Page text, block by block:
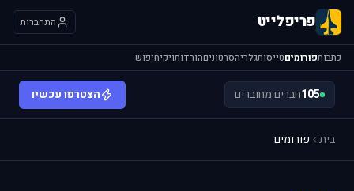
פריפלייט התחברות
כתבותפורומיםטייסותגלריהסרטוניםהורדותויקיחיפוש
105חברים מחוברים הצטרפו עכשיו
בית פורומים